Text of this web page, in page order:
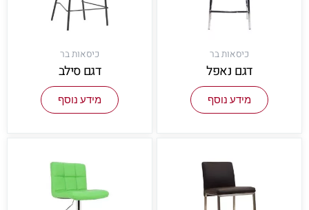
כיסאות בר
דגם נאפל
מידע נוסף
כיסאות בר
דגם סילב
מידע נוסף